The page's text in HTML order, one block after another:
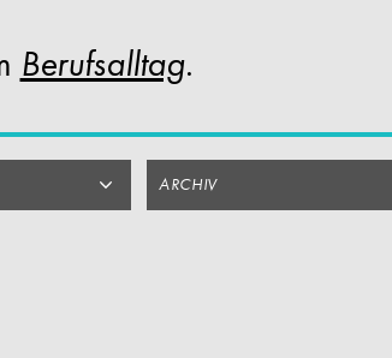
Berufsalltag.
ARCHIV